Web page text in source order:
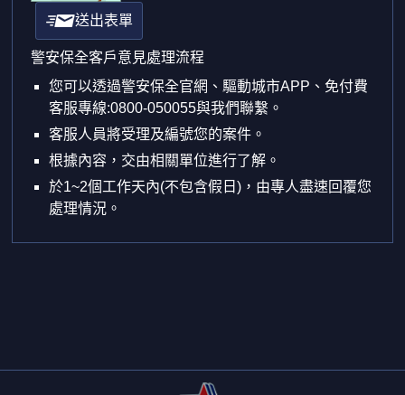
送出表單
警安保全客戶意見處理流程
您可以透過警安保全官網、驅動城市APP、免付費
客服專線:0800-050055與我們聯繫。
客服人員將受理及編號您的案件。
根據內容，交由相關單位進行了解。
於1~2個工作天內(不包含假日)，由專人盡速回覆您
處理情況。